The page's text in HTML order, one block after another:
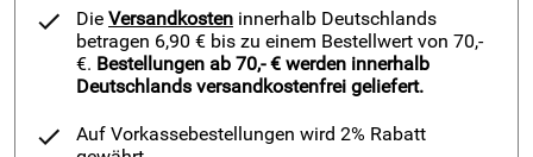
Die Versandkosten innerhalb Deutschlands
betragen 6,90 € bis zu einem Bestellwert von 70,-
€. Bestellungen ab 70,- € werden innerhalb
Deutschlands versandkostenfrei geliefert.
Auf Vorkassebestellungen wird 2% Rabatt